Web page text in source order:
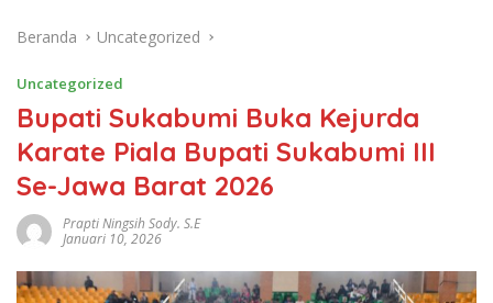
Beranda Uncategorized
Uncategorized
Bupati Sukabumi Buka Kejurda
Karate Piala Bupati Sukabumi III
Se-Jawa Barat 2026
Prapti Ningsih Sody. S.E
Januari 10, 2026